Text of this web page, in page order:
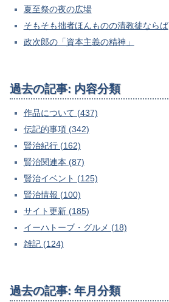
夏至祭の夜の広場
そもそも拙者ほんものの清教徒ならば
政次郎の「資本主義の精神」
過去の記事: 内容分類
作品について (437)
伝記的事項 (342)
賢治紀行 (162)
賢治関連本 (87)
賢治イベント (125)
賢治情報 (100)
サイト更新 (185)
イーハトーブ・グルメ (18)
雑記 (124)
過去の記事: 年月分類